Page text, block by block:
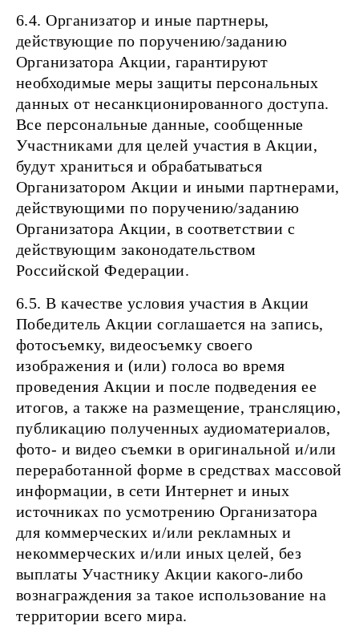
6.4. Организатор и иные партнеры,
действующие по поручению/заданию
Организатора Акции, гарантируют
необходимые меры защиты персональных
данных от несанкционированного доступа.
Все персональные данные, сообщенные
Участниками для целей участия в Акции,
будут храниться и обрабатываться
Организатором Акции и иными партнерами,
действующими по поручению/заданию
Организатора Акции, в соответствии с
действующим законодательством
Российской Федерации.
6.5. В качестве условия участия в Акции
Победитель Акции соглашается на запись,
фотосъемку, видеосъемку своего
изображения и (или) голоса во время
проведения Акции и после подведения ее
итогов, а также на размещение, трансляцию,
публикацию полученных аудиоматериалов,
фото- и видео съемки в оригинальной и/или
переработанной форме в средствах массовой
информации, в сети Интернет и иных
источниках по усмотрению Организатора
для коммерческих и/или рекламных и
некоммерческих и/или иных целей, без
выплаты Участнику Акции какого-либо
вознаграждения за такое использование на
территории всего мира.